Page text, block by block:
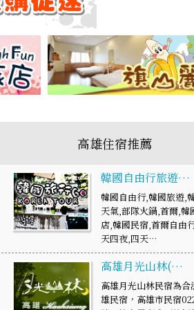
高雄住宿推薦
韓國自由行旅遊…
韓國自由行,韓國旅遊,
天氣,部隊火鍋,首爾,韓
店,韓國民宿,首爾自由
天四夜,四天…
高雄月光山林(…
高雄月光山林民宿為合
雄民宿，高雄市民宿